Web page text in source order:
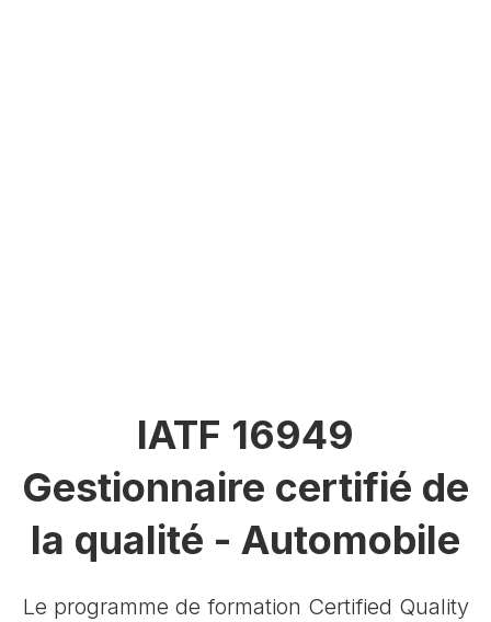
IATF 16949
Gestionnaire certifié de
la qualité - Automobile
Le programme de formation Certified Quality